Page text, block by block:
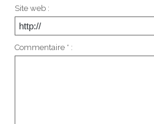
Site web :
Commentaire * :